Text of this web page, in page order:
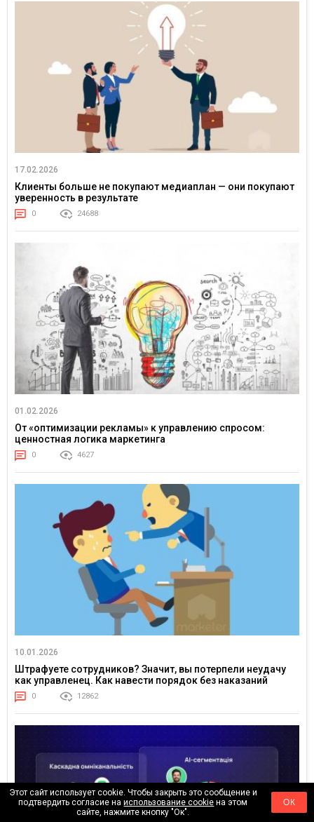
17.02.2026
Клиенты больше не покупают медиаплан — они покупают
уверенность в результате
0 24688
01.02.2026
От «оптимизации рекламы» к управлению спросом:
ценностная логика маркетинга
0 4627
10.01.2026
Штрафуете сотрудников? Значит, вы потерпели неудачу
как управленец. Как навести порядок без наказаний
0 12862
Этот сайт использует cookie. Чтобы закрыть это сообщение и
подтвердить согласие наиспользование cookie на этом
сайте, нажмите кнопку "Ок".
ОК